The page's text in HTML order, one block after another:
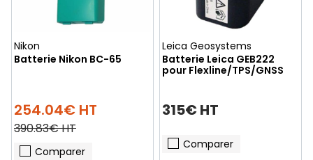
Nikon
Batterie Nikon BC-65
254.04€ HT
390.83€ HT
Comparer
Leica Geosystems
Batterie Leica GEB222
pour Flexline/TPS/GNSS
315€ HT
Comparer